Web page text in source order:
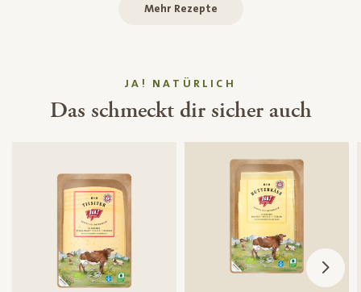
Mehr Rezepte
JA! NATÜRLICH
Das schmeckt dir sicher auch